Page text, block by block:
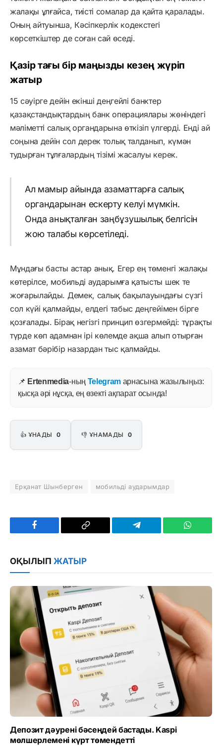
жалақы ұлғайса, тиісті сомалар да қайта қаралады.
Оның айтуынша, Кәсіпкерлік кодекстегі
көрсеткіштер де соған сай өседі.
Қазір тағы бір маңызды кезең жүріп
жатыр
15 сәуірге дейін екінші деңгейлі банктер
қазақстандықтардың банк операциялары жөніндегі
мәліметті салық органдарына өткізіп үлгерді. Енді ай
соңына дейін сол дерек толық талданып, күмән
тудырған тұлғалардың тізімі жасалуы керек.
Ал мамыр айында азаматтарға салық
органдарынан ескерту келуі мүмкін.
Онда анықталған заңбұзушылық белгісін
жою талабы көрсетіледі.
Мұндағы басты астар анық. Егер ең төменгі жалақы
көтерілсе, мобильді аударымға қатысты шек те
жоғарылайды. Демек, салық бақылауындағы сүзгі
сол күйі қалмайды, елдегі табыс деңгейімен бірге
қозғалады. Бірақ негізгі принцип өзгермейді: тұрақты
түрде көп адамнан ірі көлемде ақша алып отырған
азамат бәрібір назардан тыс қалмайды.
📌 Ertenmedia-ның Telegram арнасына жазылыңыз:
қысқа әрі нұсқа, ең өзекті ақпарат осында!
👍 ҰНАДЫ 0 👎 ҰНАМАДЫ 0
Ерқанат Шынберген мобильді аударымдар
Facebook
Copy
Telegram
ОҚЫЛЫП ЖАТЫР
Депозит дәурені бәсеңдей бастады. Kaspi
мөлшерлемені күрт төмендетті